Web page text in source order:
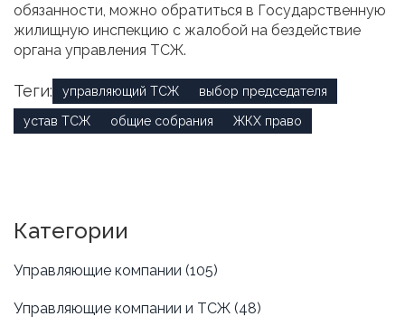
обязанности, можно обратиться в Государственную
жилищную инспекцию с жалобой на бездействие
органа управления ТСЖ.
Теги: управляющий ТСЖ выбор председателя
устав ТСЖ общие собрания ЖКХ право
Категории
Управляющие компании (105)
Управляющие компании и ТСЖ (48)